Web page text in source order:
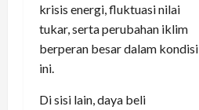
krisis energi, fluktuasi nilai
tukar, serta perubahan iklim
berperan besar dalam kondisi
ini.
Di sisi lain, daya beli